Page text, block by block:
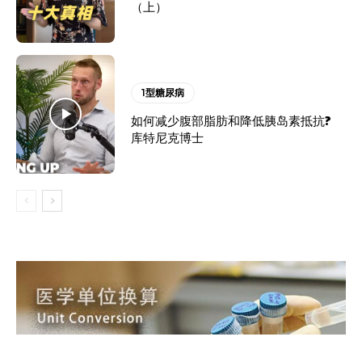
（上）
1型糖尿病
如何减少腹部脂肪和降低胰岛素抵抗?
库特尼克博士